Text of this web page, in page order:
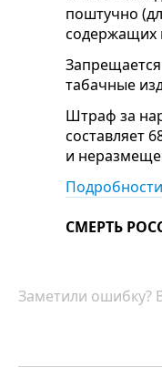
поштучно
содержащих
табачные
Штраф за
составляет
и
Подробности
СМЕРТЬ
Заметили ошибку?